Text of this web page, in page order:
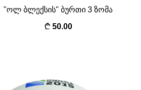
"ოლ ბლექსის" ბურთი 3 ზომა
50.00